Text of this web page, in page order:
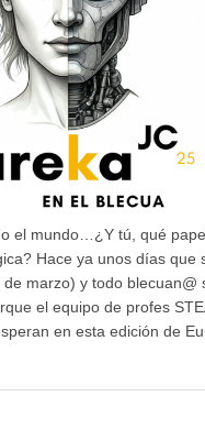
el mundo…¿Y tú, qué
Hace ya unos días que
marzo) y todo blecuan@
el equipo de profes
en esta edición de